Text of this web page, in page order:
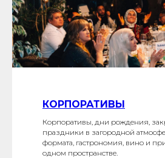
КОРПОРАТИВЫ
Корпоративы, дни рождения,
праздники в загородной
формата, гастрономия, вино и
одном пространстве.